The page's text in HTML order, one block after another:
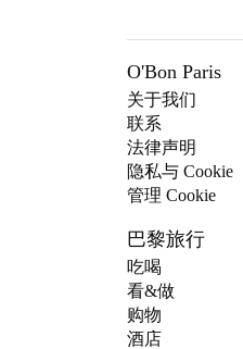
O'Bon Paris
关于我们
联系
法律声明
隐私与 Cookie
管理 Cookie
巴黎旅行
吃喝
看&做
购物
酒店